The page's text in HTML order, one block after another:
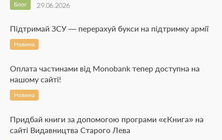
29.06.2026
Блог
Підтримай ЗСУ — перерахуй букси на підтримку армії
Новина
Оплата частинами від Monobank тепер доступна на
нашому сайті!
Новина
Придбай книги за допомогою програми «єКнига» на
сайті Видавництва Старого Лева